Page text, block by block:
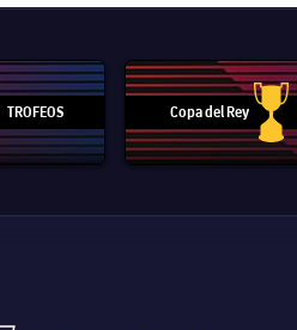
de Clubes
TROFEOS Copa del Rey